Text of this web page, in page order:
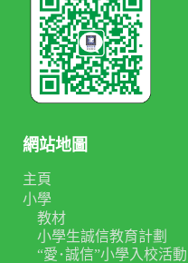
網站地圖
主頁
小學
教材
小學生誠信教育計劃
“愛･誠信”小學入校活動